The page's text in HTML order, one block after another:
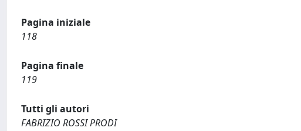
Pagina iniziale
118
Pagina finale
119
Tutti gli autori
FABRIZIO ROSSI PRODI